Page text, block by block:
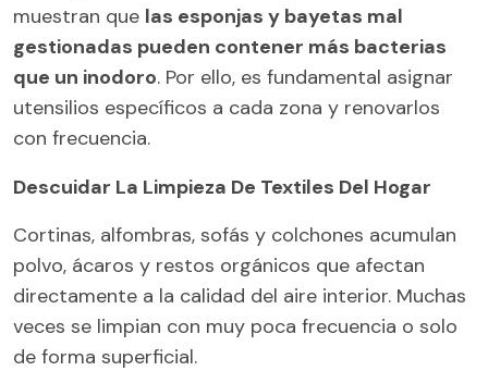
muestran que las esponjas y bayetas mal
gestionadas pueden contener más bacterias
que un inodoro. Por ello, es fundamental asignar
utensilios específicos a cada zona y renovarlos
con frecuencia.
Descuidar La Limpieza De Textiles Del Hogar
Cortinas, alfombras, sofás y colchones acumulan
polvo, ácaros y restos orgánicos que afectan
directamente a la calidad del aire interior. Muchas
veces se limpian con muy poca frecuencia o solo
de forma superficial.